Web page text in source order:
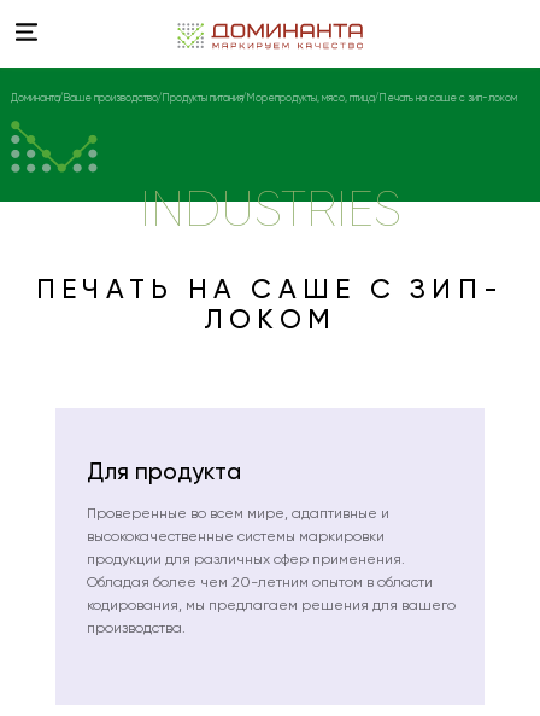
Доминанта Ваше производство Продукты питания Морепродукты, мясо, птица Печать на саше с зип-локом
INDUSTRIES
ПЕЧАТЬ НА САШЕ С ЗИП-
ЛОКОМ
Для продукта
Проверенные во всем мире, адаптивные и
высококачественные системы маркировки
продукции для различных сфер применения.
Обладая более чем 20-летним опытом в области
кодирования, мы предлагаем решения для вашего
производства.